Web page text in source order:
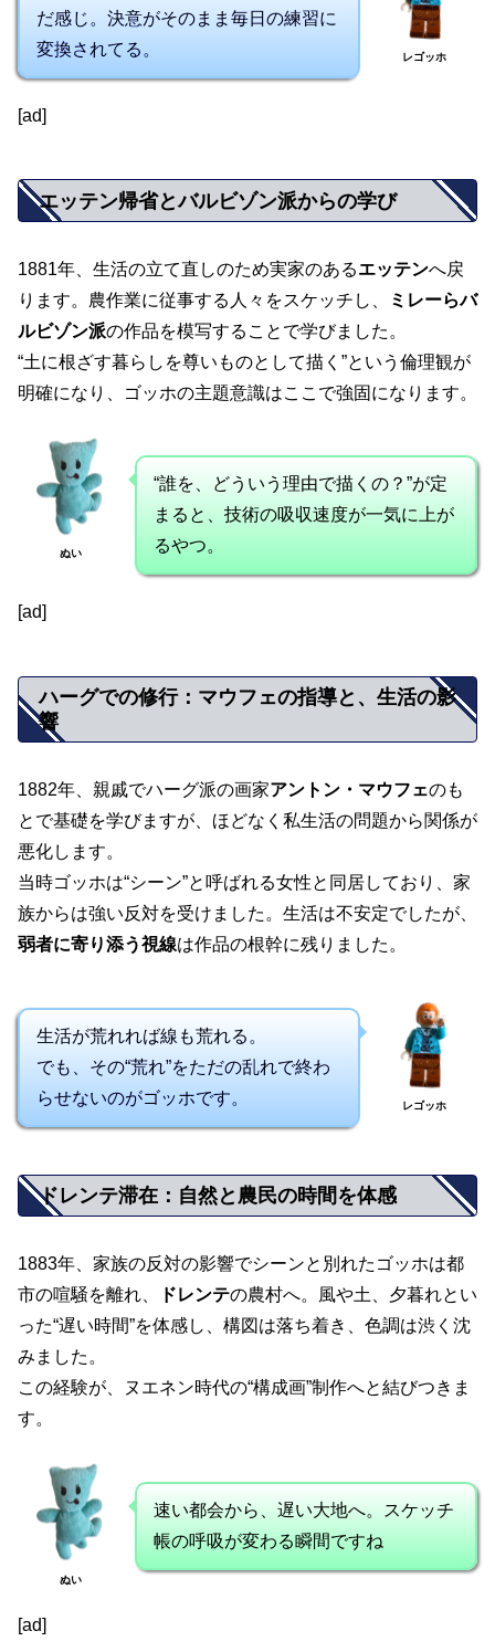
だ感じ。決意がそのまま毎日の練習に
変換されてる。
レゴッホ
[ad]
エッテン帰省とバルビゾン派からの学び
1881年、生活の立て直しのため実家のあるエッテンへ戻
ります。農作業に従事する人々をスケッチし、
ミレーらバ
ルビゾン派の作品を模写することで学びました。
“土に根ざす暮らしを尊いものとして描く”という倫理観が
明確になり、ゴッホの主題意識はここで強固になります。
ぬい
“誰を、どういう理由で描くの？”が定
まると、技術の吸収速度が一気に上が
るやつ。
[ad]
ハーグでの修行：マウフェの指導と、生活の影
響
1882年、親戚でハーグ派の画家アントン・マウフェのも
とで基礎を学びますが、ほどなく私生活の問題から関係が
悪化します。
当時ゴッホは“シーン”と呼ばれる女性と同居しており、家
族からは強い反対を受けました。生活は不安定でしたが、
弱者に寄り添う視線は作品の根幹に残りました。
生活が荒れれば線も荒れる。
でも、その“荒れ”をただの乱れで終わ
らせないのがゴッホです。
レゴッホ
ドレンテ滞在：自然と農民の時間を体感
1883年、家族の反対の影響でシーンと別れたゴッホは都
市の喧騒を離れ、
ドレンテの農村へ。風や土、夕暮れとい
った“遅い時間”を体感し、構図は落ち着き、色調は渋く沈
みました。
この経験が、ヌエネン時代の“構成画”制作へと結びつきま
す。
ぬい
速い都会から、遅い大地へ。スケッチ
帳の呼吸が変わる瞬間ですね
[ad]